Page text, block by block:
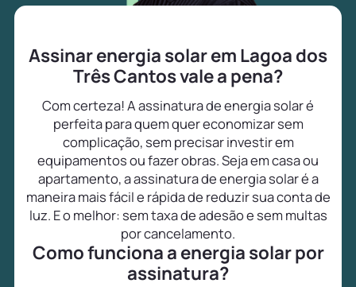
Assinar energia solar em Lagoa dos
Três Cantos vale a pena?
Com certeza! A assinatura de energia solar é
perfeita para quem quer economizar sem
complicação, sem precisar investir em
equipamentos ou fazer obras. Seja em casa ou
apartamento, a assinatura de energia solar é a
maneira mais fácil e rápida de reduzir sua conta de
luz. E o melhor: sem taxa de adesão e sem multas
por cancelamento.
Como funciona a energia solar por
assinatura?